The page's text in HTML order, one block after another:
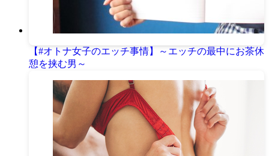
【#オトナ女子のエッチ事情】～エッチの最中にお茶休
憩を挟む男～